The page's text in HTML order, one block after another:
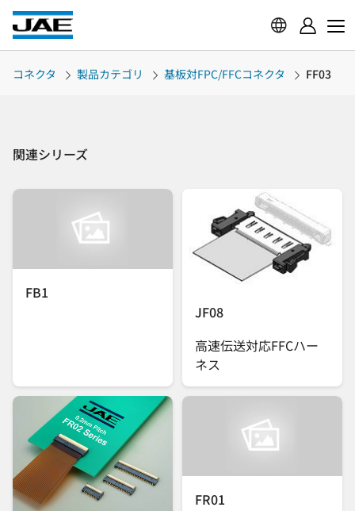
コネクタ 製品カテゴリ 基板対FPC/FFCコネクタ FF03
関連シリーズ
FB1
JF08
高速伝送対応FFCハー
ネス
FR01